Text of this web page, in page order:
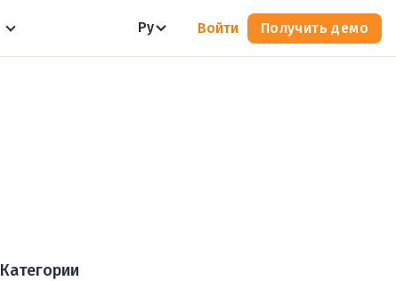
Ру Войти Получить демо
Категории